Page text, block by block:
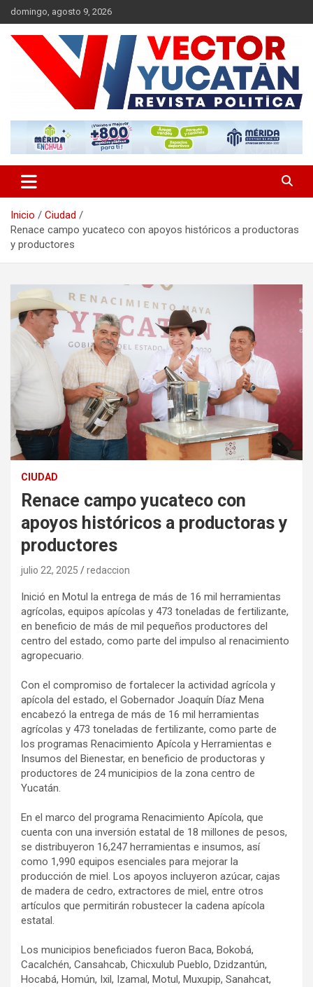
Saltar
al
contenido
domingo, agosto 9, 2026
Vector Yucatán
Inicio
Ciudad
Renace campo yucateco con apoyos históricos a productoras
y productores
CIUDAD
Renace campo yucateco con
apoyos históricos a productoras y
productores
julio 22, 2025 redaccion
Inició en Motul la entrega de más de 16 mil herramientas
agrícolas, equipos apícolas y 473 toneladas de fertilizante,
en beneficio de más de mil pequeños productores del
centro del estado, como parte del impulso al renacimiento
agropecuario.
Con el compromiso de fortalecer la actividad agrícola y
apícola del estado, el Gobernador Joaquín Díaz Mena
encabezó la entrega de más de 16 mil herramientas
agrícolas y 473 toneladas de fertilizante, como parte de
los programas Renacimiento Apícola y Herramientas e
Insumos del Bienestar, en beneficio de productoras y
productores de 24 municipios de la zona centro de
Yucatán.
En el marco del programa Renacimiento Apícola, que
cuenta con una inversión estatal de 18 millones de pesos,
se distribuyeron 16,247 herramientas e insumos, así
como 1,990 equipos esenciales para mejorar la
producción de miel. Los apoyos incluyeron azúcar, cajas
de madera de cedro, extractores de miel, entre otros
artículos que permitirán robustecer la cadena apícola
estatal.
Los municipios beneficiados fueron Baca, Bokobá,
Cacalchén, Cansahcab, Chicxulub Pueblo, Dzidzantún,
Hocabá, Homún, Ixil, Izamal, Motul, Muxupip, Sanahcat,